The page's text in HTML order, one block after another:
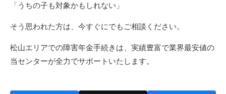
「うちの子も対象かもしれない」
そう思われた方は、今すぐにでもご相談ください。
松山エリアでの障害年金手続きは、実績豊富で業界最安値の
当センターが全力でサポートいたします。